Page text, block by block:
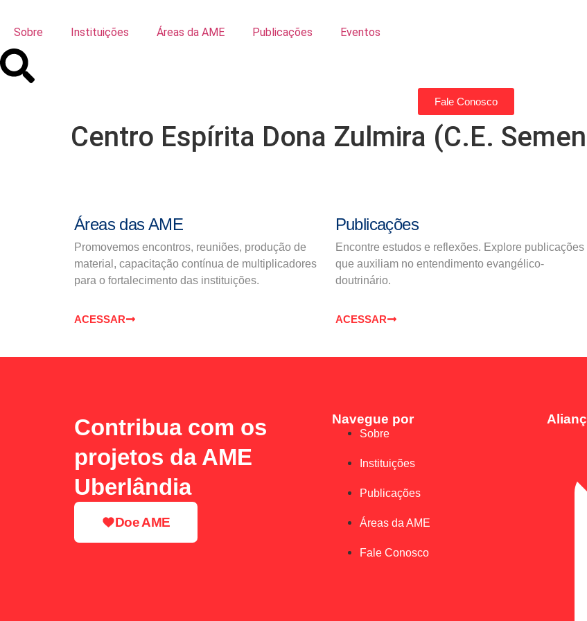
Sobre Instituições Áreas da AME Publicações Eventos
Fale Conosco
Centro Espírita Dona Zulmira (C.E.
Áreas das AME
Promovemos encontros, reuniões, produção de
material, capacitação contínua de multiplicadores
para o fortalecimento das instituições.
ACESSAR
Publicações
Encontre estudos e reflexões. Explore publicações
que auxiliam no entendimento evangélico-
doutrinário.
ACESSAR
Contribua com os
projetos da AME
Uberlândia
Doe AME
Navegue por
Sobre
Instituições
Publicações
Áreas da AME
Fale Conosco